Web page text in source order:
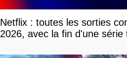
Netflix : toutes les sorties
2026, avec la fin d'une série